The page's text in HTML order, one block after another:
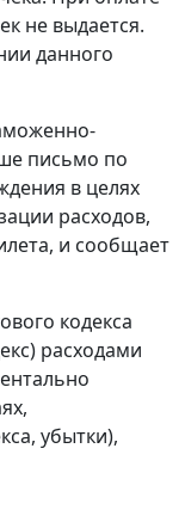
не выдается.
данного
письмо по
в целях
расходов,
и сообщает
кодекса
расходами
убытки),